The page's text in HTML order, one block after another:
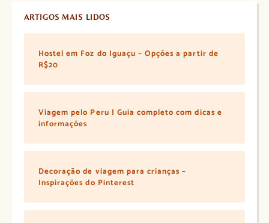
ARTIGOS MAIS LIDOS
Hostel em Foz do Iguaçu – Opções a partir de
R$20
Viagem pelo Peru | Guia completo com dicas e
informações
Decoração de viagem para crianças –
Inspirações do Pinterest